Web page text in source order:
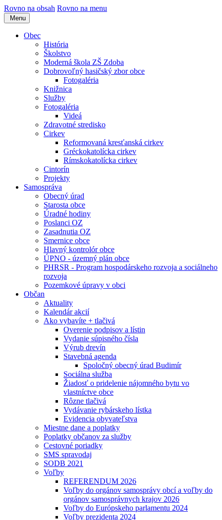
Rovno na obsah Rovno na menu
Menu
Obec
História
Školstvo
Moderná škola ZŠ Zdoba
Dobrovoľný hasičský zbor obce
Fotogaléria
Knižnica
Služby
Fotogaléria
Videá
Zdravotné stredisko
Cirkev
Reformovaná kresťanská cirkev
Gréckokatolícka cirkev
Rímskokatolícka cirkev
Cintorín
Projekty
Samospráva
Obecný úrad
Starosta obce
Úradné hodiny
Poslanci OZ
Zasadnutia OZ
Smernice obce
Hlavný kontrolór obce
ÚPNO - územný plán obce
PHRSR - Program hospodárskeho rozvoja a sociálneho
rozvoja
Pozemkové úpravy v obci
Občan
Aktuality
Kalendár akcií
Ako vybavíte + tlačivá
Overenie podpisov a lístin
Vydanie súpisného čísla
Výrub drevín
Stavebná agenda
Spoločný obecný úrad Budimír
Sociálna služba
Žiadosť o pridelenie nájomného bytu vo
vlastníctve obce
Rôzne tlačivá
Vydávanie rybárskeho lístka
Evidencia obyvateľstva
Miestne dane a poplatky
Poplatky občanov za služby
Cestovné poriadky
SMS spravodaj
SODB 2021
Voľby
REFERENDUM 2026
Voľby do orgánov samosprávy obcí a voľby do
orgánov samosprávnych krajov 2026
Voľby do Európskeho parlamentu 2024
Voľby prezidenta 2024